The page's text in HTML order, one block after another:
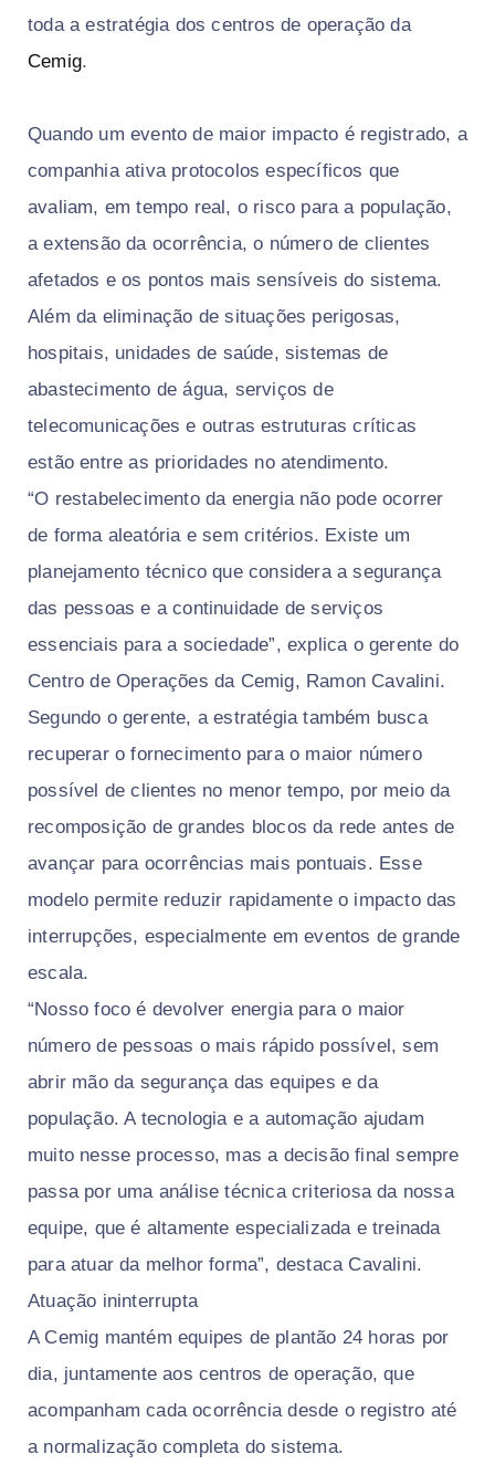
toda a estratégia dos centros de operação da
Cemig.
Quando um evento de maior impacto é registrado, a
companhia ativa protocolos específicos que
avaliam, em tempo real, o risco para a população,
a extensão da ocorrência, o número de clientes
afetados e os pontos mais sensíveis do sistema.
Além da eliminação de situações perigosas,
hospitais, unidades de saúde, sistemas de
abastecimento de água, serviços de
telecomunicações e outras estruturas críticas
estão entre as prioridades no atendimento.
“O restabelecimento da energia não pode ocorrer
de forma aleatória e sem critérios. Existe um
planejamento técnico que considera a segurança
das pessoas e a continuidade de serviços
essenciais para a sociedade”, explica o gerente do
Centro de Operações da Cemig, Ramon Cavalini.
Segundo o gerente, a estratégia também busca
recuperar o fornecimento para o maior número
possível de clientes no menor tempo, por meio da
recomposição de grandes blocos da rede antes de
avançar para ocorrências mais pontuais. Esse
modelo permite reduzir rapidamente o impacto das
interrupções, especialmente em eventos de grande
escala.
“Nosso foco é devolver energia para o maior
número de pessoas o mais rápido possível, sem
abrir mão da segurança das equipes e da
população. A tecnologia e a automação ajudam
muito nesse processo, mas a decisão final sempre
passa por uma análise técnica criteriosa da nossa
equipe, que é altamente especializada e treinada
para atuar da melhor forma”, destaca Cavalini.
Atuação ininterrupta
A Cemig mantém equipes de plantão 24 horas por
dia, juntamente aos centros de operação, que
acompanham cada ocorrência desde o registro até
a normalização completa do sistema.